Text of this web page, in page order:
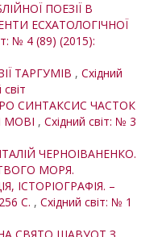
ПОЕЗІЇ В
ЕСХАТОЛОГІЧНОЇ
№ 4 (89) (2015):
ТАРГУМІВ , Східний
СИНТАКСИС ЧАСТОК
МОВІ , Східний світ: № 3
ЧЕРНОІВАНЕНКО.
МОРЯ.
ІСТОРІОГРАФІЯ. –
С. , Східний світ: № 1